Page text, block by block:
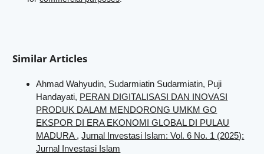
Similar Articles
Ahmad Wahyudin, Sudarmiatin Sudarmiatin, Puji
Handayati, PERAN DIGITALISASI DAN INOVASI
PRODUK DALAM MENDORONG UMKM GO
EKSPOR DI ERA EKONOMI GLOBAL DI PULAU
MADURA ,Jurnal Investasi Islam: Vol. 6 No. 1 (2025):
Jurnal Investasi Islam